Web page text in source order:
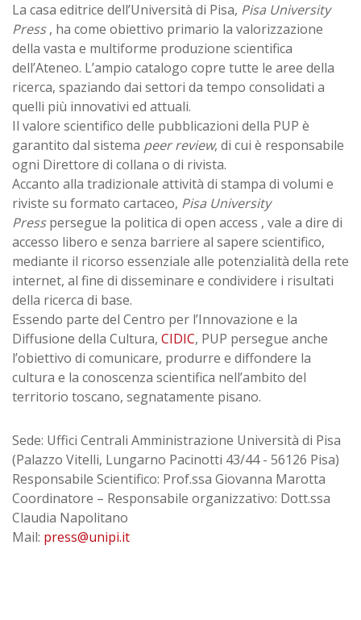
La casa editrice dell’Università di Pisa, Pisa University
Press, ha come obiettivo primario la valorizzazione
della vasta e multiforme produzione scientifica
dell’Ateneo. L’ampio catalogo copre tutte le aree della
ricerca, spaziando dai settori da tempo consolidati a
quelli più innovativi ed attuali.
Il valore scientifico delle pubblicazioni della PUP è
garantito dal sistema peer review, di cui è responsabile
ogni Direttore di collana o di rivista.
Accanto alla tradizionale attività di stampa di volumi e
riviste su formato cartaceo, Pisa University
Presspersegue la politica di open access , vale a dire di
accesso libero e senza barriere al sapere scientifico,
mediante il ricorso essenziale alle potenzialità della rete
internet, al fine di disseminare e condividere i risultati
della ricerca di base.
Essendo parte del Centro per l’Innovazione e la
Diffusione della Cultura, CIDIC, PUP persegue anche
l’obiettivo di comunicare, produrre e diffondere la
cultura e la conoscenza scientifica nell’ambito del
territorio toscano, segnatamente pisano.
Sede: Uffici Centrali Amministrazione Università di Pisa
(Palazzo Vitelli, Lungarno Pacinotti 43/44 - 56126 Pisa)
Responsabile Scientifico: Prof.ssa Giovanna Marotta
Coordinatore – Responsabile organizzativo: Dott.ssa
Claudia Napolitano
Mail: press@unipi.it